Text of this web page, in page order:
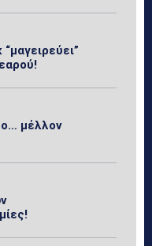
μέλλον